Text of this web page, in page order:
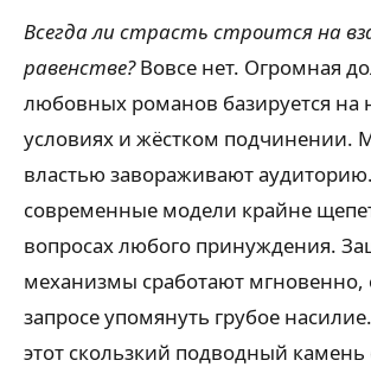
Всегда ли страсть строится на
равенстве?Вовсе нет. Огромная
любовных романов базируется на
условиях и жёстком подчинении.
властью завораживают
современные модели крайне
вопросах любого принуждения.
механизмы сработают мгновенно,
запросе упомянуть грубое
этот скользкий подводный камень